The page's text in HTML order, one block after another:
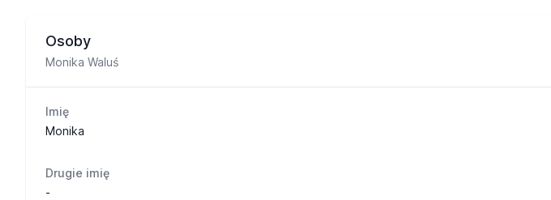
Osoby
Monika Waluś
Imię
Monika
Drugie imię
-